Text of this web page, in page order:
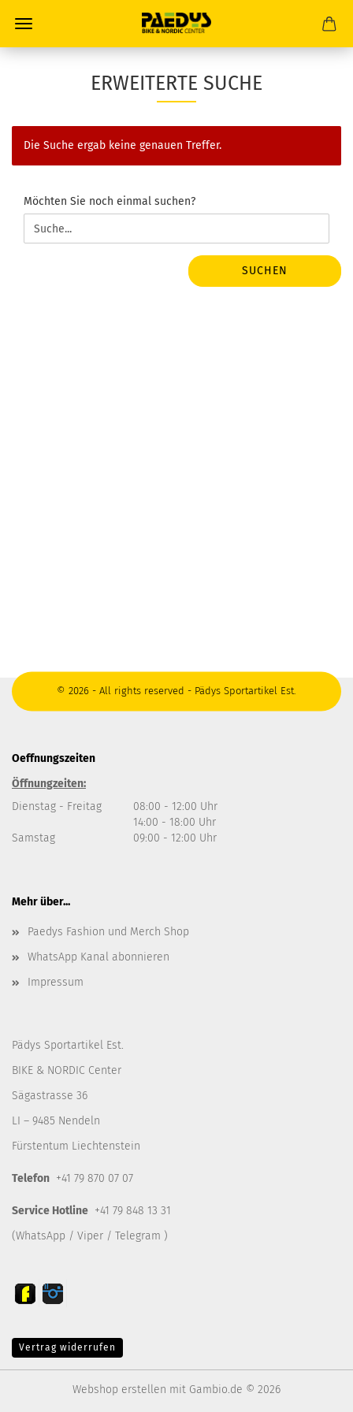
ERWEITERTE SUCHE
Die Suche ergab keine genauen Treffer.
MÖCHTEN
SIE
NOCH
EINMAL
Möchten Sie noch einmal suchen?
SUCHEN
© 2026 - All rights reserved - Pädys Sportartikel Est.
Oeffnungszeiten
Öffnungzeiten:
Dienstag - Freitag
08:00 - 12:00 Uhr
14:00 - 18:00 Uhr
Samstag
09:00 - 12:00 Uhr
Mehr über...
Paedys Fashion und Merch Shop
WhatsApp Kanal abonnieren
Impressum
Pädys Sportartikel Est.
BIKE & NORDIC Center
Sägastrasse 36
LI – 9485 Nendeln
Fürstentum Liechtenstein
Telefon +41 79 870 07 07
Service Hotline +41 79 848 13 31
(WhatsApp / Viper / Telegram )
Vertrag widerrufen
Webshop erstellen mit Gambio.de © 2026